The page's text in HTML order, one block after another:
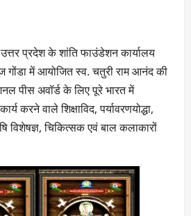
उत्तर प्रदेश के शांति फाउंडेशन कार्यालय
गोंडा में आयोजित स्व. चतुरी राम आनंद की
पीस अवॉर्ड के लिए पूरे भारत में
करने वाले शिक्षाविद, पर्यावरणयोद्धा,
विशेषज्ञ, चिकित्सक एवं बाल कलाकारों